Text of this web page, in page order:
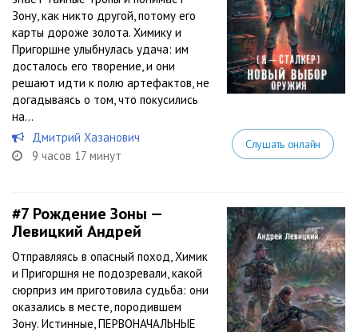
Зону, как никто другой, потому его
карты дороже золота. Химику и
Пригоршне улыбнулась удача: им
досталось его творение, и они
решают идти к полю артефактов, не
догадываясь о том, что покусились
на...
Дмитрий Хазанович
9 часов 17 минут
Слушать онлайн
#7 Рождение Зоны —
Левицкий Андрей
Отправляясь в опасный поход, Химик
и Пригоршня не подозревали, какой
сюрприз им приготовила судьба: они
оказались в месте, породившем
Зону. Истинные, ПЕРВОНАЧАЛЬНЫЕ